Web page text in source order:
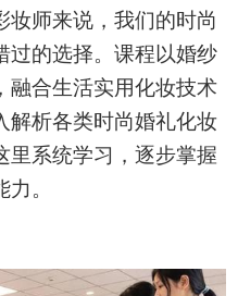
妆师来说，我们的时尚
过的选择。课程以婚纱
融合生活实用化妆技术
解析各类时尚婚礼化妆
里系统学习，逐步掌握
。